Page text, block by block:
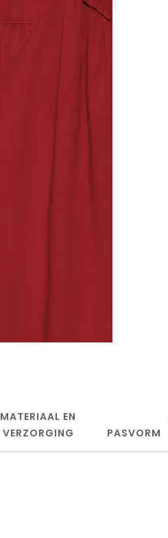
MATERIAAL EN
VERZORGING
PASVORM